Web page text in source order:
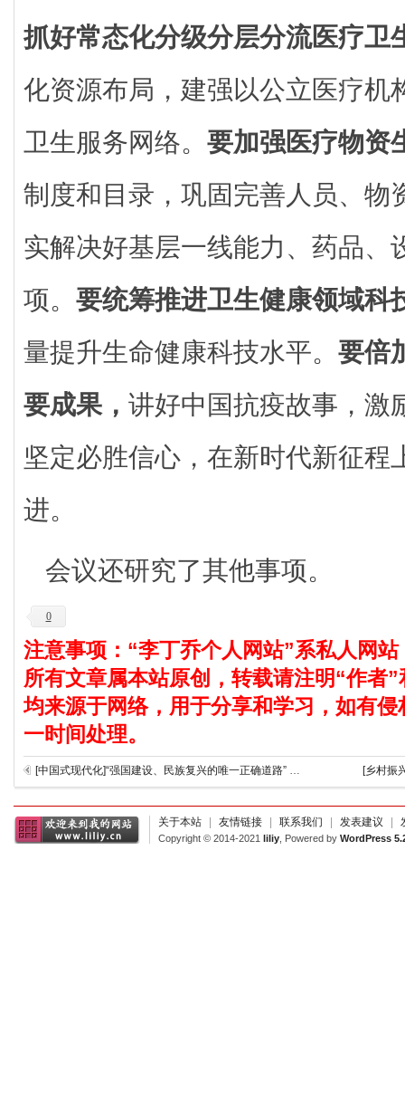
抓好常态化分级分层分流医疗卫
化资源布局，建强以公立医疗机
卫生服务网络。 要加强医疗物资
制度和目录，巩固完善人员、物
实解决好基层一线能力、药品、
项。 要统筹推进卫生健康领域科
量提升生命健康科技水平。 要倍
要成果， 讲好中国抗疫故事，激
坚定必胜信心，在新时代新征程
进。
会议还研究了其他事项。
0
注意事项：“李丁乔个人网站”系私人网
所有文章属本站原创，转载请注明“作者
均来源于网络，用于分享和学习，如有
一时间处理。
[中国式现代化]“强国建设、民族复兴的唯一正确道路” ——记以习近平同志为核心的党中央擘画以中国式现代化全面推进中华民族伟大复兴的宏伟蓝图 [乡村振
关于本站 友情链接 联系我们 发表建议
Copyright © 2014-2021 liliy , Powered by WordPress